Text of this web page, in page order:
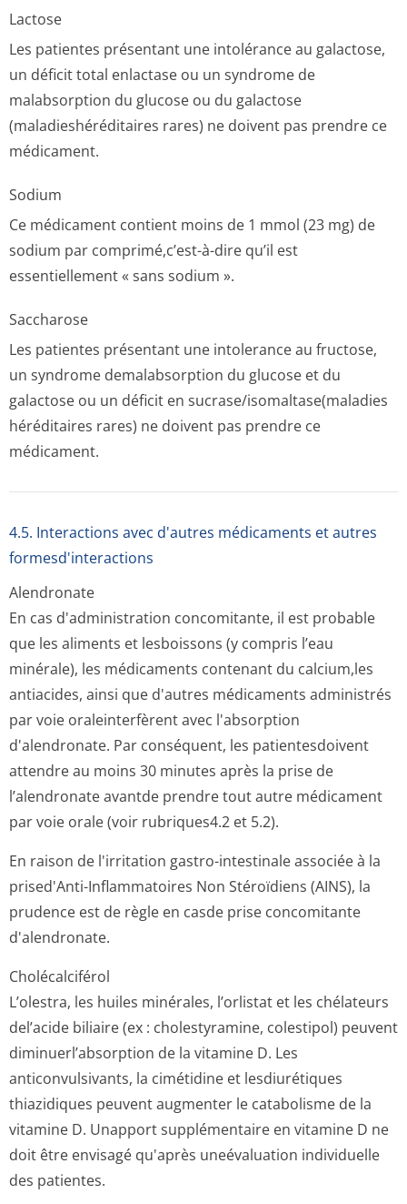
Lactose
Les patientes présentant une intolérance au galactose,
un déficit total enlactase ou un syndrome de
malabsorption du glucose ou du galactose
(maladieshéré­ditaires rares) ne doivent pas prendre ce
médicament.
Sodium
Ce médicament contient moins de 1 mmol (23 mg) de
sodium par comprimé,c’est-à-dire qu’il est
essentiellement « sans sodium ».
Saccharose
Les patientes présentant une intolerance au fructose,
un syndrome demalabsorption du glucose et du
galactose ou un déficit en sucrase/isomal­tase(maladies
héréditaires rares) ne doivent pas prendre ce
médicament.
4.5. Interactions avec d'autres médicaments et autres
formesd'interactions
Alendronate
En cas d'administration concomitante, il est probable
que les aliments et lesboissons (y compris l’eau
minérale), les médicaments contenant du calcium,les
antiacides, ainsi que d'autres médicaments administrés
par voie oraleinterfèrent avec l'absorption
d'alendronate. Par conséquent, les patientesdoivent
attendre au moins 30 minutes après la prise de
l’alendronate avantde prendre tout autre médicament
par voie orale (voir rubriques4.2 et 5­.2).
En raison de l'irritation gastro-intestinale associée à la
prised'Anti-Inflammatoires Non Stéroïdiens (AINS), la
prudence est de règle en casde prise concomitante
d'alendronate.
Cholécalciférol
L’olestra, les huiles minérales, l’orlistat et les chélateurs
del’acide biliaire (ex : cholestyramine, colestipol) peuvent
diminuerl’absor­ption de la vitamine D. Les
anticonvulsivants, la cimétidine et lesdiurétiques
thiazidiques peuvent augmenter le catabolisme de la
vitamine D. Unapport supplémentaire en vitamine D ne
doit être envisagé qu'après uneévaluation individuelle
des patientes.